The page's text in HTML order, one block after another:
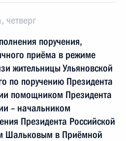
четверг
поручения,
приёма в режиме
жительницы Ульяновской
по поручению Президента
помощником Президента
– начальником
Президента Российской
Шальковым в Приёмной